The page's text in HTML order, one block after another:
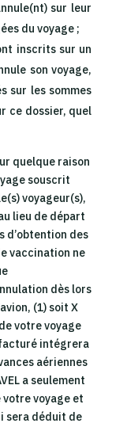
sur leur
du voyage ;
inscrits sur un
son voyage,
sur les sommes
ce dossier, quel
quelque raison
souscrit
voyageur(s),
lieu de départ
d’obtention des
vaccination ne
dès lors
(1) soit X
votre voyage
intégrera
aériennes
a seulement
voyage et
sera déduit de